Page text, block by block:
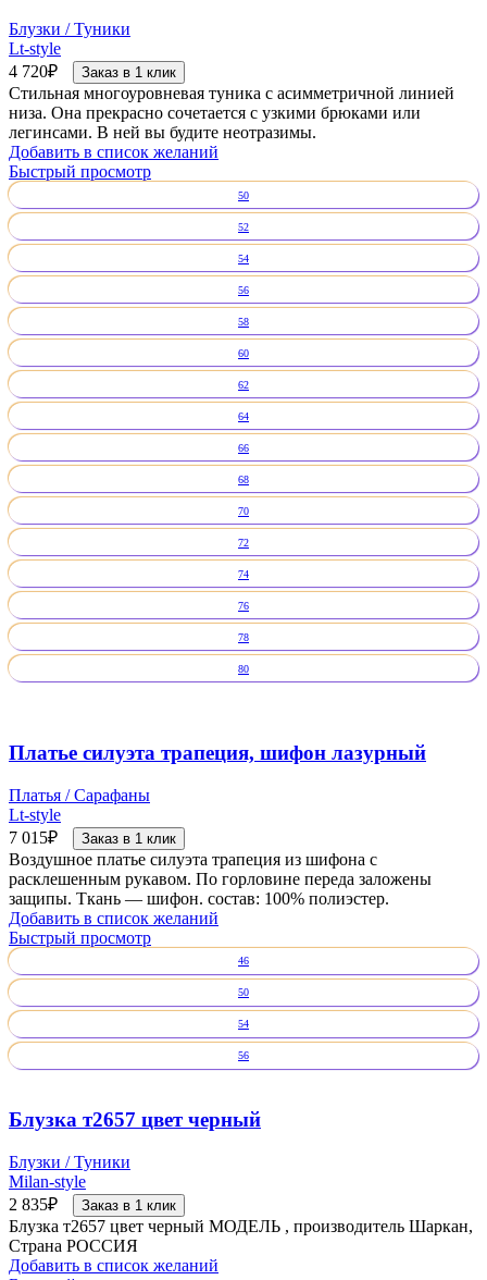
Блузки / Туники
Lt-style
4 720₽ Заказ в 1 клик
Стильная многоуровневая туника с асимметричной линией
низа. Она прекрасно сочетается с узкими брюками или
легинсами. В ней вы будите неотразимы.
Добавить в список желаний
Быстрый просмотр
50
52
54
56
58
60
62
64
66
68
70
72
74
76
78
80
Платье силуэта трапеция, шифон лазурный
Платья / Сарафаны
Lt-style
7 015₽ Заказ в 1 клик
Воздушное платье силуэта трапеция из шифона с
расклешенным рукавом. По горловине переда заложены
защипы. Ткань — шифон. состав: 100% полиэстер.
Добавить в список желаний
Быстрый просмотр
46
50
54
56
Блузка т2657 цвет черный
Блузки / Туники
Milan-style
2 835₽ Заказ в 1 клик
Блузка т2657 цвет черный МОДЕЛЬ , производитель Шаркан,
Страна РОССИЯ
Добавить в список желаний